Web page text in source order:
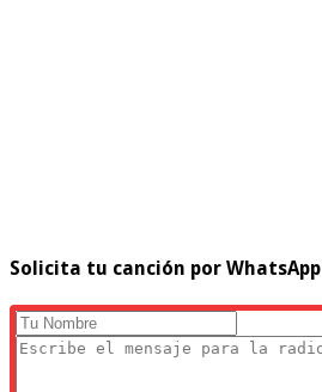
Solicita tu canción por WhatsApp